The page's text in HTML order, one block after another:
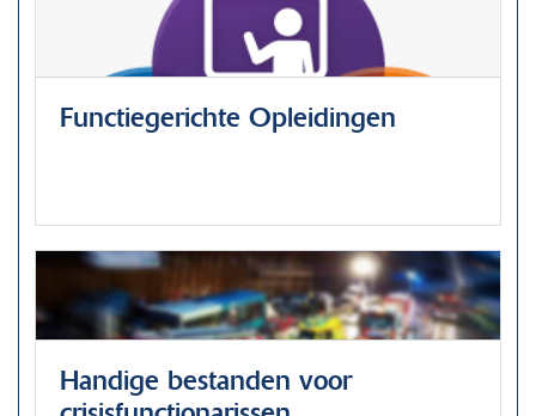
Functiegerichte Opleidingen
Handige bestanden voor